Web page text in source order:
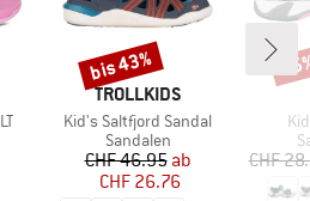
Preis
MARKE
TROLLKIDS
Artikel
Kid's Saltfjord Sandal
Produktgruppe
Sandalen
Preis
CHF 46.95reduzierter Preis
ab
CHF 26.76
Rabatt
bis 43%
CHF